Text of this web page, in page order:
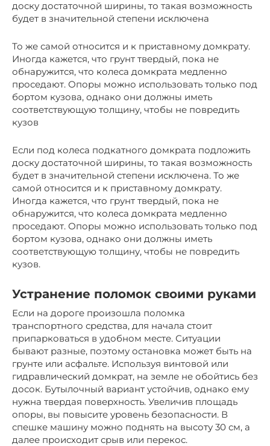
доску достаточной ширины, то такая возможность
будет в значительной степени исключена
То же самой относится и к приставному домкрату.
Иногда кажется, что грунт твердый, пока не
обнаружится, что колеса домкрата медленно
проседают. Опоры можно использовать только под
бортом кузова, однако они должны иметь
соответствующую толщину, чтобы не повредить
кузов
Если под колеса подкатного домкрата подложить
доску достаточной ширины, то такая возможность
будет в значительной степени исключена. То же
самой относится и к приставному домкрату.
Иногда кажется, что грунт твердый, пока не
обнаружится, что колеса домкрата медленно
проседают. Опоры можно использовать только под
бортом кузова, однако они должны иметь
соответствующую толщину, чтобы не повредить
кузов.
Устранение поломок своими руками
Если на дороге произошла поломка
транспортного средства, для начала стоит
припарковаться в удобном месте. Ситуации
бывают разные, поэтому остановка может быть на
грунте или асфальте. Используя винтовой или
гидравлический домкрат, на земле не обойтись без
досок. Бутылочный вариант устойчив, однако ему
нужна твердая поверхность. Увеличив площадь
опоры, вы повысите уровень безопасности. В
спешке машину можно поднять на высоту 30 см, а
далее происходит срыв или перекос.